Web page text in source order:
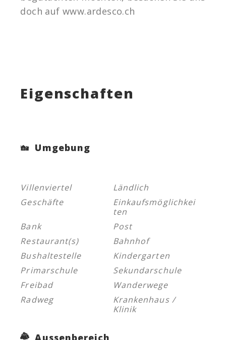
doch auf www.ardesco.ch
Eigenschaften
Umgebung
Villenviertel
Ländlich
Geschäfte
Einkaufsmöglichkei
ten
Bank
Post
Restaurant(s)
Bahnhof
Bushaltestelle
Kindergarten
Primarschule
Sekundarschule
Freibad
Wanderwege
Radweg
Krankenhaus /
Klinik
Aussenbereich